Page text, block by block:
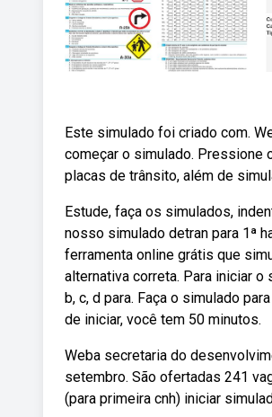
Este simulado foi criado com.
começar o simulado. Pressione
placas de trânsito, além de
Estude, faça os simulados,
nosso simulado detran para 1ª
ferramenta online grátis que
alternativa correta. Para iniciar
b, c, d para. Faça o simulado
de iniciar, você tem 50 minutos.
Weba secretaria do
setembro. São ofertadas 241
(para primeira cnh) iniciar